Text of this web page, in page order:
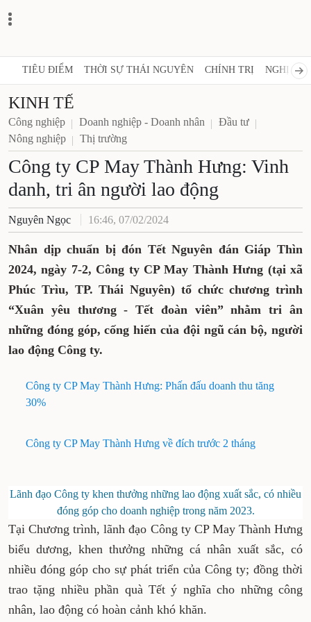
TIÊU ĐIỂM THỜI SỰ THÁI NGUYÊN CHÍNH TRỊ NGHỊ
KINH TẾ
Công nghiệp Doanh nghiệp - Doanh nhân
Đầu tư
Nông nghiệp
Thị trường
Công ty CP May Thành Hưng: Vinh
danh, tri ân người lao động
Nguyên Ngọc 16:46, 07/02/2024
Nhân dịp chuẩn bị đón Tết Nguyên đán Giáp Thìn
2024, ngày 7-2, Công ty CP May Thành Hưng (tại xã
Phúc Trìu, TP. Thái Nguyên) tổ chức chương trình
“Xuân yêu thương - Tết đoàn viên” nhằm tri ân
những đóng góp, cống hiến của đội ngũ cán bộ, người
lao động Công ty.
Công ty CP May Thành Hưng: Phấn đấu doanh thu tăng
30%
Công ty CP May Thành Hưng về đích trước 2 tháng
Lãnh đạo Công ty khen thưởng những lao động xuất sắc, có nhiều
đóng góp cho doanh nghiệp trong năm 2023.
Tại Chương trình, lãnh đạo Công ty CP May Thành Hưng
biểu dương, khen thưởng những cá nhân xuất sắc, có
nhiều đóng góp cho sự phát triển của Công ty; đồng thời
trao tặng nhiều phần quà Tết ý nghĩa cho những công
nhân, lao động có hoàn cảnh khó khăn.